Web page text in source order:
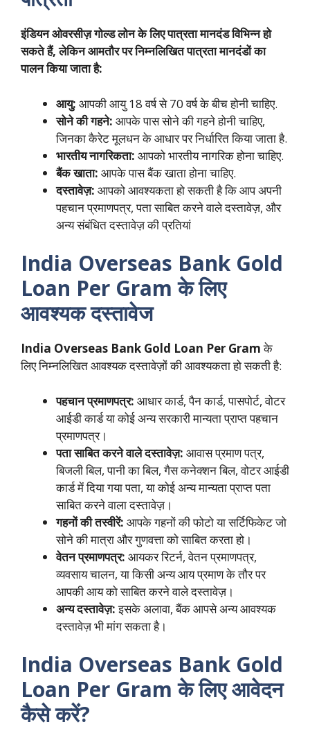
इंडियन ओवरसीज़ गोल्ड लोन के लिए पात्रता मानदंड विभिन्न हो
सकते हैं, लेकिन आमतौर पर निम्नलिखित पात्रता मानदंडों का
पालन किया जाता है:
आयु: आपकी आयु 18 वर्ष से 70 वर्ष के बीच होनी चाहिए.
सोने की गहने: आपके पास सोने की गहने होनी चाहिए,
जिनका कैरेट मूलधन के आधार पर निर्धारित किया जाता है.
भारतीय नागरिकता: आपको भारतीय नागरिक होना चाहिए.
बैंक खाता: आपके पास बैंक खाता होना चाहिए.
दस्तावेज़: आपको आवश्यकता हो सकती है कि आप अपनी
पहचान प्रमाणपत्र, पता साबित करने वाले दस्तावेज़, और
अन्य संबंधित दस्तावेज़ की प्रतियां
India Overseas Bank Gold
Loan Per Gram के लिए
आवश्यक दस्तावेज
India Overseas Bank Gold Loan Per Gramके
लिए निम्नलिखित आवश्यक दस्तावेज़ों की आवश्यकता हो सकती है:
पहचान प्रमाणपत्र: आधार कार्ड, पैन कार्ड, पासपोर्ट, वोटर
आईडी कार्ड या कोई अन्य सरकारी मान्यता प्राप्त पहचान
प्रमाणपत्र।
पता साबित करने वाले दस्तावेज़: आवास प्रमाण पत्र,
बिजली बिल, पानी का बिल, गैस कनेक्शन बिल, वोटर आईडी
कार्ड में दिया गया पता, या कोई अन्य मान्यता प्राप्त पता
साबित करने वाला दस्तावेज़।
गहनों की तस्वीरें: आपके गहनों की फोटो या सर्टिफिकेट जो
सोने की मात्रा और गुणवत्ता को साबित करता हो।
वेतन प्रमाणपत्र: आयकर रिटर्न, वेतन प्रमाणपत्र,
व्यवसाय चालन, या किसी अन्य आय प्रमाण के तौर पर
आपकी आय को साबित करने वाले दस्तावेज़।
अन्य दस्तावेज़:इसके अलावा, बैंक आपसे अन्य आवश्यक
दस्तावेज़ भी मांग सकता है।
India Overseas Bank Gold
Loan Per Gram के लिए आवेदन
कैसे करें?